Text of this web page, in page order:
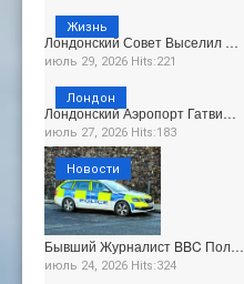
Лондонский Совет Выселил …
июль 29, 2026 Hits:221
Жизнь
Лондонский Аэропорт Гатви…
июль 27, 2026 Hits:183
Лондон
Бывший Журналист BBC Пол…
июль 24, 2026 Hits:324
Новости